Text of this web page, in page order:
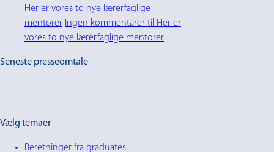
Her er vores to nye lærerfaglige
mentorer Ingen kommentarer til Her er
vores to nye lærerfaglige mentorer
Seneste presseomtale
Vælg temaer
Beretninger fra graduates